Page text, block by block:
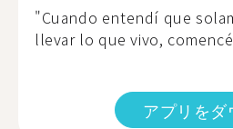
"Cuando entendí que
llevar lo que vivo,
アプリをダ